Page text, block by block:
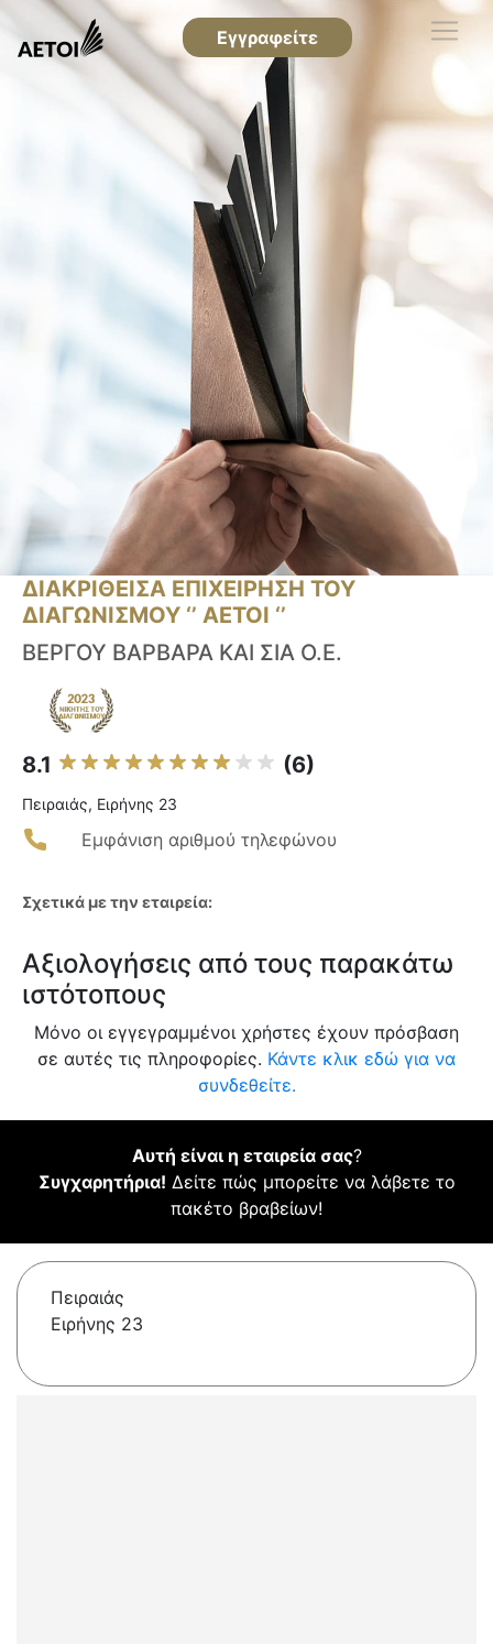
Εγγραφείτε
ΔΙΑΚΡΙΘΕΙΣΑ ΕΠΙΧΕΙΡΗΣΗ ΤΟΥ
ΔΙΑΓΩΝΙΣΜΟΥ ‘’ ΑΕΤΟΙ ‘’
ΒΕΡΓΟΥ ΒΑΡΒΑΡΑ ΚΑΙ ΣΙΑ Ο.Ε.
8.1 (6)
Πειραιάς, Ειρήνης 23
Εμφάνιση αριθμού τηλεφώνου
Σχετικά με την εταιρεία:
Αξιολογήσεις από τους παρακάτω
ιστότοπους
Μόνο οι εγγεγραμμένοι χρήστες έχουν πρόσβαση
σε αυτές τις πληροφορίες. Κάντε κλικ εδώ για να
συνδεθείτε.
Αυτή είναι η εταιρεία σας?
Συγχαρητήρια! Δείτε πώς μπορείτε να λάβετε το
πακέτο βραβείων!
Πειραιάς
Ειρήνης 23